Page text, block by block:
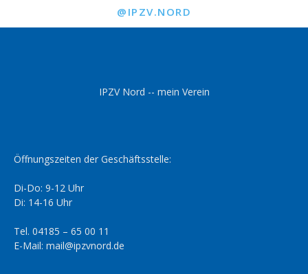
@IPZV.NORD
IPZV Nord -- mein Verein
Öffnungszeiten der Geschäftsstelle:
Di-Do: 9-12 Uhr
Di: 14-16 Uhr
Tel. 04185 – 65 00 11
E-Mail: mail@ipzvnord.de